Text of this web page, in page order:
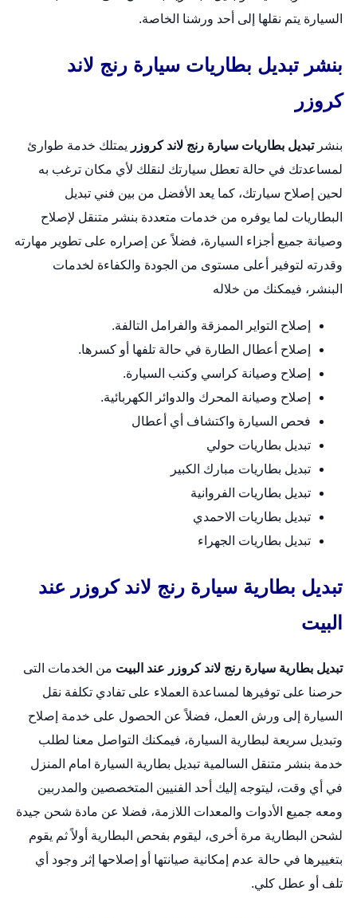
السيارة يتم نقلها إلى أحد ورشنا الخاصة.
بنشر تبديل بطاريات سيارة رنج لاند
كروزر
بنشرتبديل بطاريات سيارة رنج لاند كروزر يمتلك خدمة طوارئ
لمساعدتك في حالة تعطل سيارتك لنقلك لأي مكان ترغب به
لحين إصلاح سيارتك، كما يعد الأفضل من بين فني تبديل
البطاريات لما يوفره من خدمات متعددة بنشر متنقل لإصلاح
وصيانة جميع أجزاء السيارة، فضلاً عن إصراره على تطوير مهارته
وقدرته لتوفير أعلى مستوى من الجودة والكفاءة لخدمات
البنشر، فيمكنك من خلاله
إصلاح التواير الممزقة والفرامل التالفة.
إصلاح أعطال الطارة في حالة تلفها أو كسرها.
إصلاح وصيانة كراسي وكنب السيارة.
إصلاح وصيانة المحرك والدوائر الكهربائية.
فحص السيارة واكتشاف أي أعطال
تبديل بطاريات حولي
تبديل بطاريات مبارك الكبير
تبديل بطاريات الفروانية
تبديل بطاريات الاحمدي
تبديل بطاريات الجهراء
تبديل بطارية سيارة رنج لاند كروزر عند
البيت
تبديل بطارية سيارة رنج لاند كروزر عند البيت من الخدمات التى
حرصنا على توفيرها لمساعدة العملاء على تفادي تكلفة نقل
السيارة إلى ورش العمل، فضلاً عن الحصول على خدمة إصلاح
وتبديل سريعة لبطارية السيارة، فيمكنك التواصل معنا لطلب
خدمة بنشر متنقل السالمية تبديل بطارية السيارة امام المنزل
في أي وقت، ليتوجه إليك أحد الفنيين المتخصصين والمدربين
ومعه جميع الأدوات والمعدات اللازمة، فضلا عن مادة شحن جيدة
لشحن البطارية مرة أخرى، ليقوم بفحص البطارية أولاً ثم يقوم
بتغييرها في حالة عدم إمكانية صيانتها أو إصلاحها إثر وجود أي
تلف أو عطل كلي.